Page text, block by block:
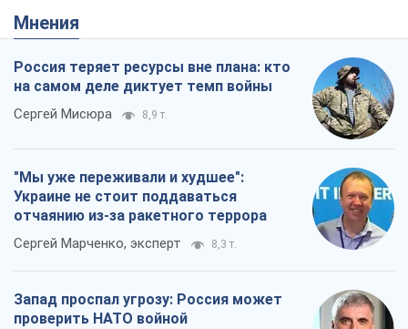
Мнения
Россия теряет ресурсы вне плана: кто
на самом деле диктует темп войны
Сергей Мисюра 8,9 т.
"Мы уже переживали и худшее":
Украине не стоит поддаваться
отчаянию из-за ракетного террора
Сергей Марченко, эксперт 8,3 т.
Запад проспал угрозу: Россия может
проверить НАТО войной